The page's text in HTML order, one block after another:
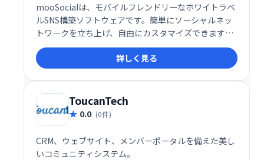
mooSocialは、モバイルフレンドリーなホワイトラベ
ルSNS構築ソフトウェアです。簡単にソーシャルネッ
トワークを立ち上げ、自由にカスタマイズできます。
美しいデザインと高い拡張性を備え、テーマやプラグ
インを追加して機能を拡張可能。プログラミング知識
がなくても、直感的に操作できます。独自のSNSを構
築したい方におすすめです。
詳しく見る
ToucanTech
0.0 (0件)
CRM、ウェブサイト、メンバーポータルを備えた美し
いコミュニティシステム。